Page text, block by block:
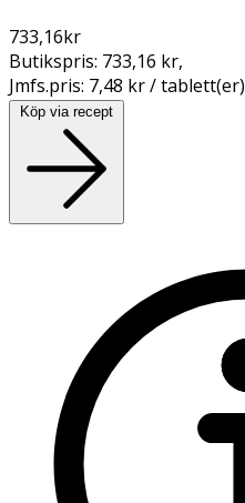
733,16kr
Butikspris: 733,16 kr,
Jmfs.pris: 7,48 kr / tablett(er)
Köp via recept